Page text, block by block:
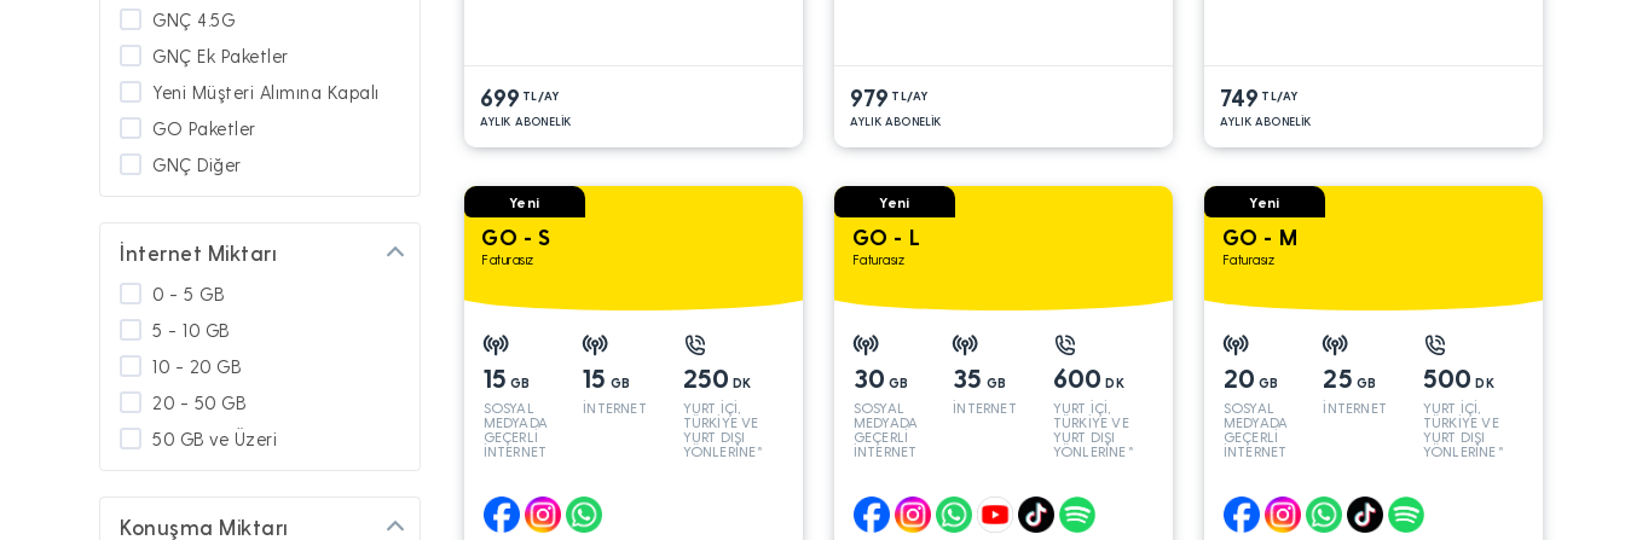
699 TL/AY
AYLIK ABONELİK
979 TL/AY
AYLIK ABONELİK
749 TL/AY
AYLIK ABONELİK
Yeni
GO - S
Faturasız
15 GB
SOSYAL
MEDYADA
GEÇERLİ
İNTERNET
15 GB
İNTERNET
250 DK
YURT İÇİ,
TÜRKİYE VE
YURT DIŞI
YÖNLERİNE*
Yeni
GO - L
Faturasız
30 GB
SOSYAL
MEDYADA
GEÇERLİ
İNTERNET
35 GB
İNTERNET
600 DK
YURT İÇİ,
TÜRKİYE VE
YURT DIŞI
YÖNLERİNE*
Yeni
GO - M
Faturasız
20 GB
SOSYAL
MEDYADA
GEÇERLİ
İNTERNET
25 GB
İNTERNET
500 DK
YURT İÇİ,
TÜRKİYE VE
YURT DIŞI
YÖNLERİNE*
GNÇ 4.5G
GNÇ Ek Paketler
Yeni Müşteri Alımına Kapalı
GO Paketler
GNÇ Diğer
İnternet Miktarı
0 - 5 GB
5 - 10 GB
10 - 20 GB
20 - 50 GB
50 GB ve Üzeri
Konuşma Miktarı